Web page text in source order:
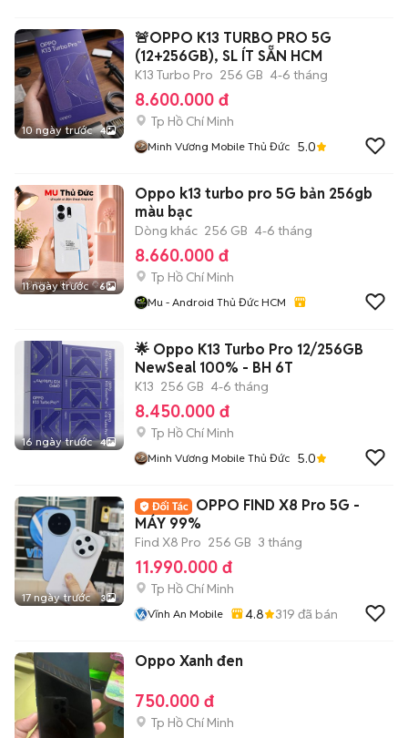
10 ngày trước 4
🚨OPPO K13 TURBO PRO 5G
(12+256GB), SL ÍT SẴN HCM
K13 Turbo Pro 256 GB 4-6 tháng
8.600.000 đ
Tp Hồ Chí Minh
Minh Vương Mobile Thủ Đức 5.0
11 ngày trước 6
Oppo k13 turbo pro 5G bản 256gb
màu bạc
Dòng khác 256 GB 4-6 tháng
8.660.000 đ
Tp Hồ Chí Minh
Mu - Android Thủ Đức HCM
16 ngày trước 4
🌟 Oppo K13 Turbo Pro 12/256GB
NewSeal 100% - BH 6T
K13 256 GB 4-6 tháng
8.450.000 đ
Tp Hồ Chí Minh
Minh Vương Mobile Thủ Đức 5.0
17 ngày trước 3
OPPO FIND X8 Pro 5G -
MÁY 99%
Find X8 Pro 256 GB 3 tháng
11.990.000 đ
Tp Hồ Chí Minh
Vĩnh An Mobile 4.8 319 đã bán
Oppo Xanh đen
750.000 đ
Tp Hồ Chí Minh